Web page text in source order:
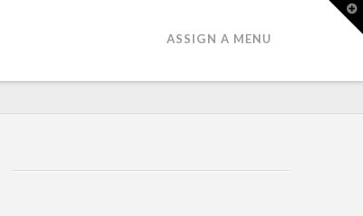
ASSIGN A MENU